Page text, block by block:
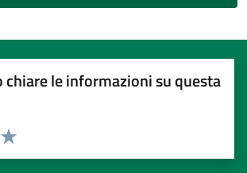
chiare le informazioni su questa
5 stelle su 5
4 stelle su 5
stelle su 5
su 5
5